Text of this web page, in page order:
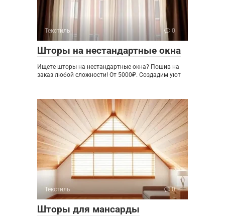
Текстиль 0
Шторы на нестандартные окна
Ищете шторы на нестандартные окна? Пошив на
заказ любой сложности! От 5000₽. Создадим уют
Текстиль 0
Шторы для мансарды